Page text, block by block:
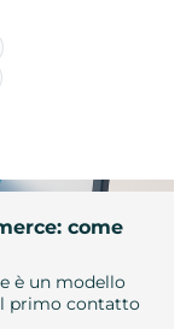
come
è un modello
primo contatto